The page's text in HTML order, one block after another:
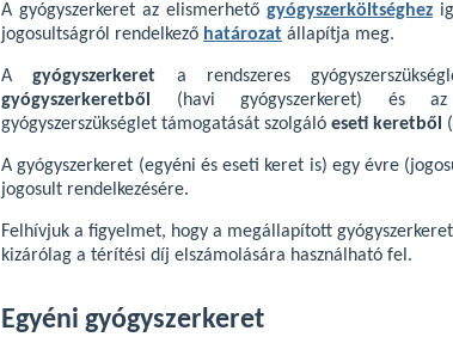
A gyógyszerkeret az elismerhető gyógyszerköltséghez
jogosultságról rendelkező határozat állapítja meg.
Agyógyszerkeret a rendszeres
gyógyszerkeretből
(havi gyógyszerkeret) és az
gyógyszerszükséglet támogatását szolgáló eseti keretből
A gyógyszerkeret (egyéni és eseti keret is) egy évre
jogosult rendelkezésére.
Felhívjuk a figyelmet, hogy a megállapított
kizárólag a térítési díj elszámolására használható fel.
Egyéni gyógyszerkeret